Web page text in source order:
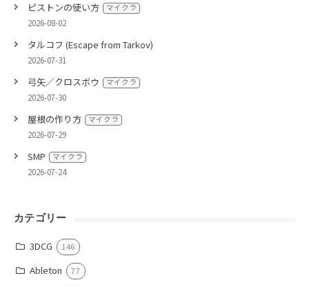
ピストンの使い方 マイクラ
2026-08-02
タルコフ (Escape from Tarkov)
2026-07-31
弓矢／クロスボウ マイクラ
2026-07-30
屋根の作り方 マイクラ
2026-07-29
SMP マイクラ
2026-07-24
カテゴリー
3DCG 146
Ableton 77